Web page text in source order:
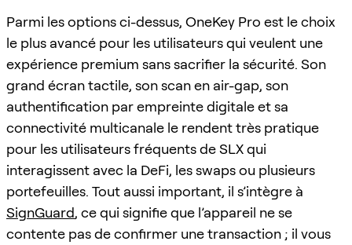
Parmi les options ci-dessus, OneKey Pro est le choix
le plus avancé pour les utilisateurs qui veulent une
expérience premium sans sacrifier la sécurité. Son
grand écran tactile, son scan en air-gap, son
authentification par empreinte digitale et sa
connectivité multicanale le rendent très pratique
pour les utilisateurs fréquents de SLX qui
interagissent avec la DeFi, les swaps ou plusieurs
portefeuilles. Tout aussi important, il s’intègre à
SignGuard, ce qui signifie que l’appareil ne se
contente pas de confirmer une transaction ; il vous